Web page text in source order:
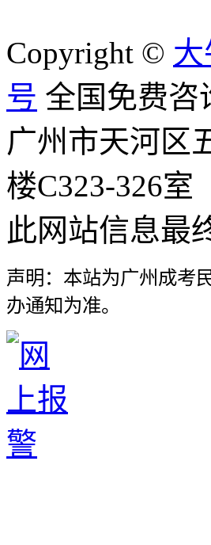
Copyright ©
号 全国免费咨
广州市天河区
楼C323-326室
此网站信息最
声明：本站为广州成考
办通知为准。